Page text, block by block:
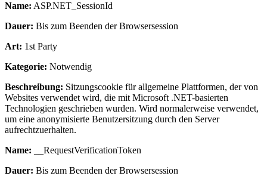
Name: ASP.NET_SessionId
Dauer: Bis zum Beenden der Browsersession
Art: 1st Party
Kategorie: Notwendig
Beschreibung: Sitzungscookie für allgemeine Plattformen, der von
Websites verwendet wird, die mit Microsoft .NET-basierten
Technologien geschrieben wurden. Wird normalerweise verwendet,
um eine anonymisierte Benutzersitzung durch den Server
aufrechtzuerhalten.
Name: __RequestVerificationToken
Dauer: Bis zum Beenden der Browsersession